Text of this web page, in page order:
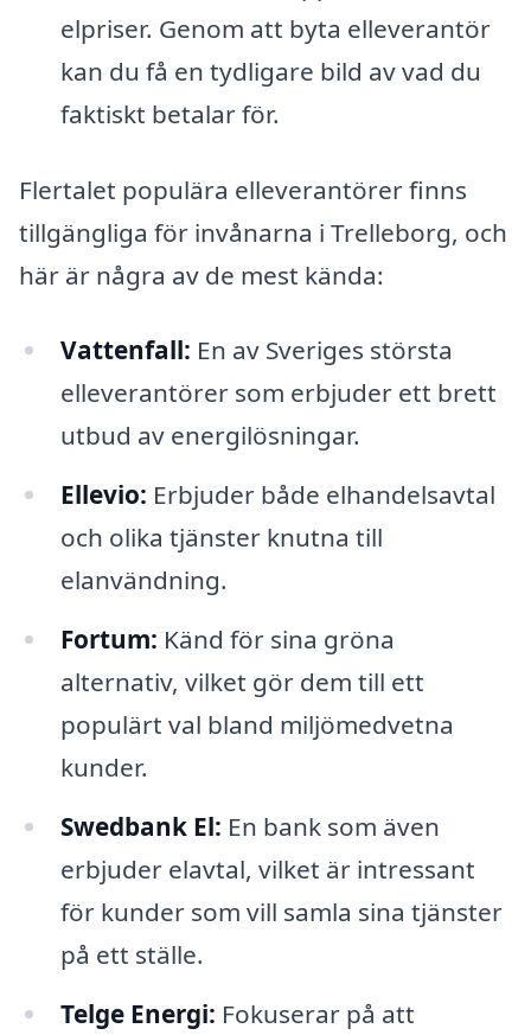
elpriser. Genom att byta elleverantör
kan du få en tydligare bild av vad du
faktiskt betalar för.
Flertalet populära elleverantörer finns
tillgängliga för invånarna i Trelleborg, och
här är några av de mest kända:
Vattenfall: En av Sveriges största
elleverantörer som erbjuder ett brett
utbud av energilösningar.
Ellevio: Erbjuder både elhandelsavtal
och olika tjänster knutna till
elanvändning.
Fortum: Känd för sina gröna
alternativ, vilket gör dem till ett
populärt val bland miljömedvetna
kunder.
Swedbank El: En bank som även
erbjuder elavtal, vilket är intressant
för kunder som vill samla sina tjänster
på ett ställe.
Telge Energi: Fokuserar på att